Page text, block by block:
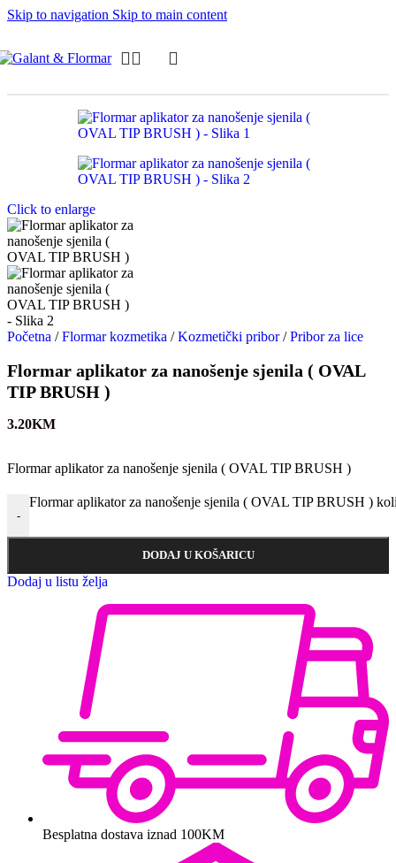
Skip to navigation Skip to main content
Click to enlarge
Početna / Flormar kozmetika / Kozmetički pribor/ Pribor za lice
Flormar aplikator za nanošenje sjenila ( OVAL
TIP BRUSH )
3.20KM
Flormar aplikator za nanošenje sjenila ( OVAL TIP BRUSH )
-
Flormar aplikator za nanošenje sjenila ( OVAL TIP BRUSH )
DODAJ U KOŠARICU
Dodaj u listu želja
Besplatna dostava iznad 100KM